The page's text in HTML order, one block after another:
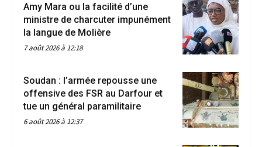
Amy Mara ou la facilité d’une
ministre de charcuter impunément
la langue de Molière
7 août 2026 à 12:18
Soudan : l’armée repousse une
offensive des FSR au Darfour et
tue un général paramilitaire
6 août 2026 à 12:37